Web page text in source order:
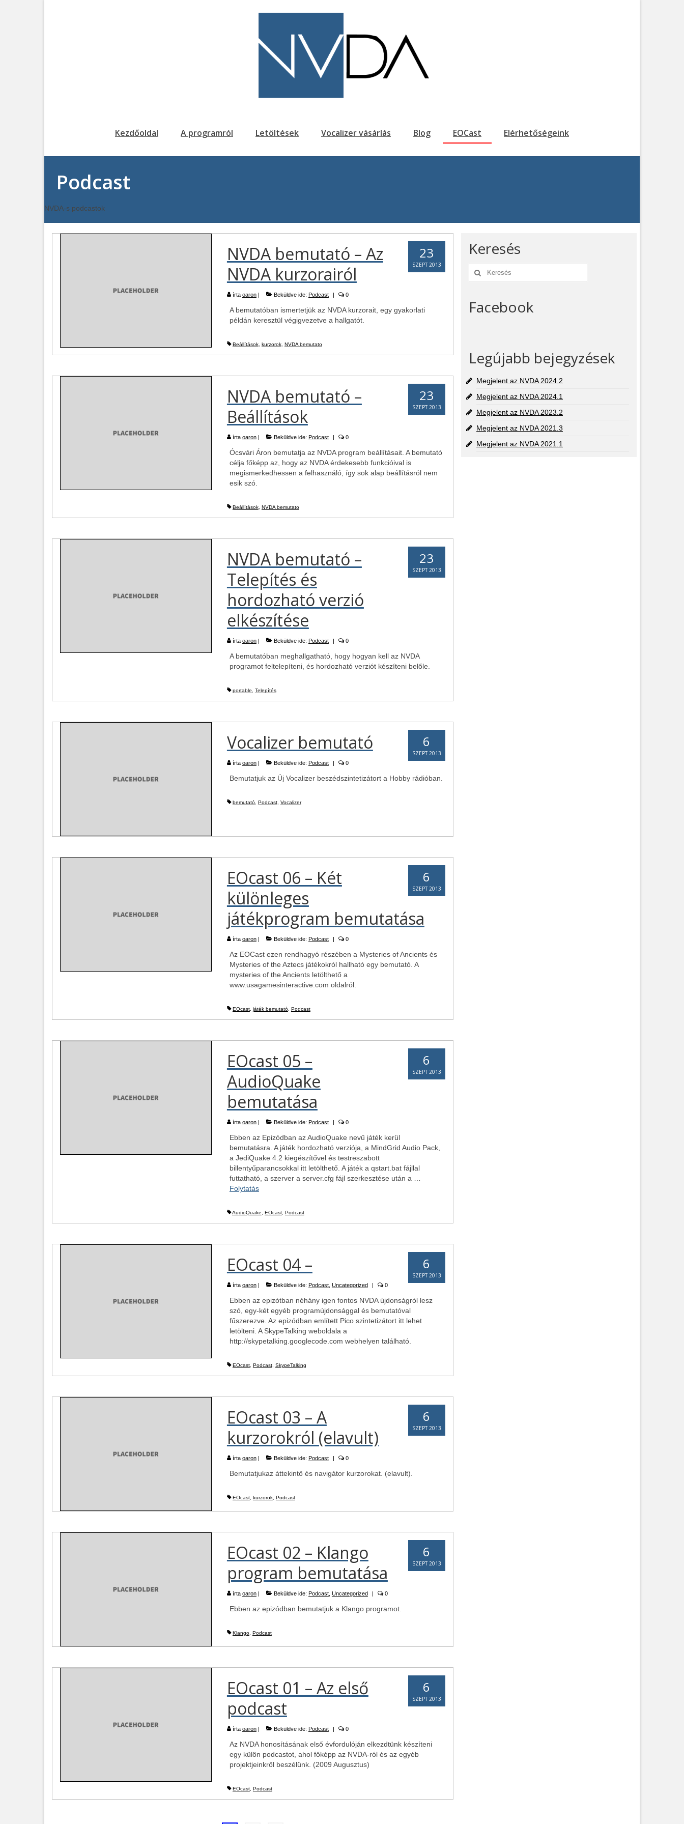
Kezdőoldal A programról Letöltések Vocalizer vásárlás Blog EOCast Elérhetőségeink
Podcast
NVDA-s podcastok
23
SZEPT 2013
NVDA bemutató – Az
NVDA kurzorairól
írta oaron| Beküldve ide: Podcast | 0
A bemutatóban ismertetjük az NVDA kurzorait, egy gyakorlati
példán keresztül végigvezetve a hallgatót.
Beállítások, kurzorok, NVDA bemutato
23
SZEPT 2013
NVDA bemutató –
Beállítások
írta oaron| Beküldve ide: Podcast | 0
Ócsvári Áron bemutatja az NVDA program beállításait. A bemutató
célja főképp az, hogy az NVDA érdekesebb funkcióival is
megismerkedhessen a felhasználó, így sok alap beállításról nem
esik szó.
Beállítások, NVDA bemutato
23
SZEPT 2013
NVDA bemutató –
Telepítés és
hordozható verzió
elkészítése
írta oaron| Beküldve ide: Podcast | 0
A bemutatóban meghallgatható, hogy hogyan kell az NVDA
programot feltelepíteni, és hordozható verziót készíteni belőle.
portable Telepítés
6
SZEPT 2013
Vocalizer bemutató
írta oaron| Beküldve ide: Podcast | 0
Bemutatjuk az Új Vocalizer beszédszintetizátort a Hobby rádióban.
bemutató, Podcast, Vocalizer
6
SZEPT 2013
EOcast 06 – Két
különleges
játékprogram bemutatása
írta oaron| Beküldve ide: Podcast | 0
Az EOCast ezen rendhagyó részében a Mysteries of Ancients és
Mysteries of the Aztecs játékokról hallható egy bemutató. A
mysteries of the Ancients letölthető a
www.usagamesinteractive.com oldalról.
EOcast, játék bemutató, Podcast
6
SZEPT 2013
EOcast 05 –
AudioQuake
bemutatása
írta oaron| Beküldve ide: Podcast | 0
Ebben az Epizódban az AudioQuake nevű játék kerül
bemutatásra. A játék hordozható verziója, a MindGrid Audio Pack,
a JediQuake 4.2 kiegészítővel és testreszabott
billentyűparancsokkal itt letölthető. A játék a qstart.bat fájllal
futtatható, a szerver a server.cfg fájl szerkesztése után a …
Folytatás
AudioQuake EOcast, Podcast
6
SZEPT 2013
EOcast 04 –
írta oaron| Beküldve ide: Podcast, Uncategorized | 0
Ebben az epizótban néhány igen fontos NVDA újdonságról lesz
szó, egy-két egyéb programújdonsággal és bemutatóval
fűszerezve. Az epizódban említett Pico szintetizátort itt lehet
letölteni. A SkypeTalking weboldala a
http://skypetalking.googlecode.com webhelyen található.
EOcast, Podcast, SkypeTalking
6
SZEPT 2013
EOcast 03 – A
kurzorokról (elavult)
írta oaron| Beküldve ide: Podcast | 0
Bemutatjukaz áttekintő és navigátor kurzorokat. (elavult).
EOcast, kurzorok, Podcast
6
SZEPT 2013
EOcast 02 – Klango
program bemutatása
írta oaron| Beküldve ide: Podcast, Uncategorized | 0
Ebben az epizódban bemutatjuk a Klango programot.
Klango, Podcast
6
SZEPT 2013
EOcast 01 – Az első
podcast
írta oaron| Beküldve ide: Podcast | 0
Az NVDA honosításának első évfordulóján elkezdtünk készíteni
egy külön podcastot, ahol főképp az NVDA-ról és az egyéb
projektjeinkről beszélünk. (2009 Augusztus)
EOcast, Podcast
Keresés
Keresés:
Facebook
Legújabb bejegyzések
Megjelent az NVDA 2024.2
Megjelent az NVDA 2024.1
Megjelent az NVDA 2023.2
Megjelent az NVDA 2021.3
Megjelent az NVDA 2021.1